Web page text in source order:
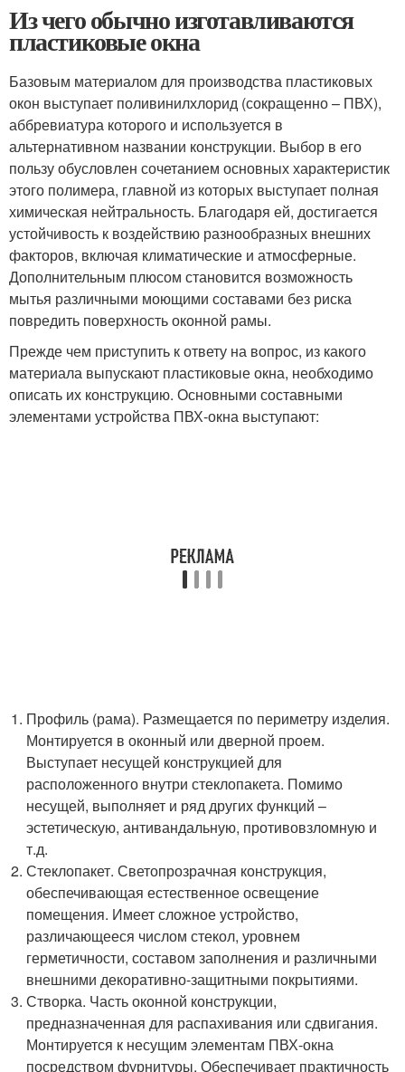
Из чего обычно изготавливаются
пластиковые окна
Базовым материалом для производства пластиковых
окон выступает поливинилхлорид (сокращенно – ПВХ),
аббревиатура которого и используется в
альтернативном названии конструкции. Выбор в его
пользу обусловлен сочетанием основных характеристик
этого полимера, главной из которых выступает полная
химическая нейтральность. Благодаря ей, достигается
устойчивость к воздействию разнообразных внешних
факторов, включая климатические и атмосферные.
Дополнительным плюсом становится возможность
мытья различными моющими составами без риска
повредить поверхность оконной рамы.
Прежде чем приступить к ответу на вопрос, из какого
материала выпускают пластиковые окна, необходимо
описать их конструкцию. Основными составными
элементами устройства ПВХ-окна выступают:
Профиль (рама). Размещается по периметру изделия.
Монтируется в оконный или дверной проем.
Выступает несущей конструкцией для
расположенного внутри стеклопакета. Помимо
несущей, выполняет и ряд других функций –
эстетическую, антивандальную, противовзломную и
т.д.
Стеклопакет. Светопрозрачная конструкция,
обеспечивающая естественное освещение
помещения. Имеет сложное устройство,
различающееся числом стекол, уровнем
герметичности, составом заполнения и различными
внешними декоративно-защитными покрытиями.
Створка. Часть оконной конструкции,
предназначенная для распахивания или сдвигания.
Монтируется к несущим элементам ПВХ-окна
посредством фурнитуры. Обеспечивает практичность